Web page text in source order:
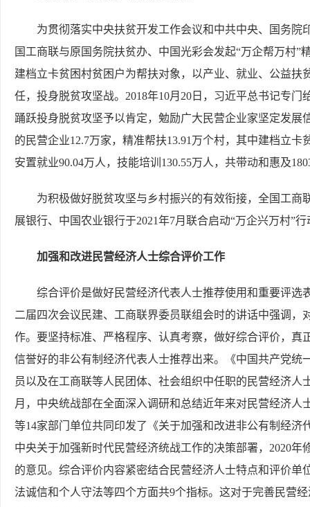
为贯彻落实中央扶贫开发工作会议和中共中央、国务院
国工商联与原国务院扶贫办、中国光彩会发起“万企帮万村
建档立卡贫困村贫困户为帮扶对象，以产业、就业、公益
任，投身脱贫攻坚战。2018年10月20日，习近平总书记专
踊跃投身脱贫攻坚予以肯定，勉励广大民营企业家坚定发
的民营企业12.7万家，精准帮扶13.91万个村，其中建档立卡
安置就业90.04万人，技能培训130.55万人，共带动和惠及
为积极做好脱贫攻坚与乡村振兴的有效衔接，全国工
展银行、中国农业银行于2021年7月联合启动“万企兴万村”
加强和改进民营经济人士综合评价工作
综合评价是做好民营经济代表人士推荐使用和重要评选
二届四次会议民建、工商联界委员联组会时的讲话中强调
作。要坚持标准、严格程序、认真考察，做好综合评价，
信誉好的非公有制经济代表人士推荐出来。《中国共产党
员以及在工商联等人民团体、社会组织中任职的民营经济
月，中央统战部在全面深入调研和总结近年来对民营经济
等14家部门单位共同印发了《关于加强和改进非公有制经
中央关于加强新时代民营经济统战工作的决策部署，2020
的意见。综合评价内容紧密结合民营经济人士特点和评价
法诚信和个人守法等四个方面共9个指标。这对于完善民营